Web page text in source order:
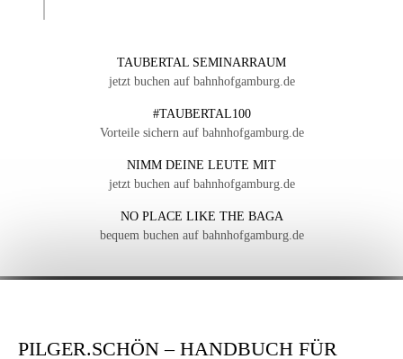
TAUBERTAL SEMINARRAUM
jetzt buchen auf bahnhofgamburg.de
#TAUBERTAL100
Vorteile sichern auf bahnhofgamburg.de
NIMM DEINE LEUTE MIT
jetzt buchen auf bahnhofgamburg.de
NO PLACE LIKE THE BAGA
bequem buchen auf bahnhofgamburg.de
PILGER.SCHÖN – HANDBUCH FÜR